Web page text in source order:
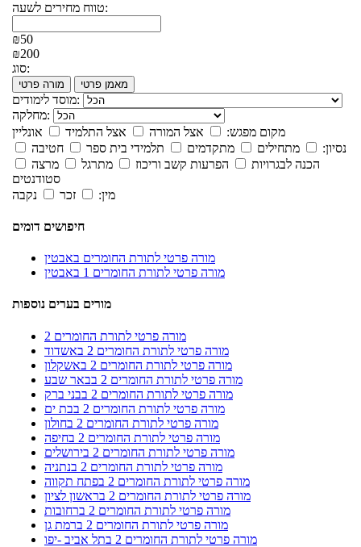
טווח מחירים לשעה:
₪50
₪200
סוג:
מורה פרטי מאמן פרטי
מוסד לימודים:
מחלקה:
מקום מפגש:
אצל המורה אצל התלמיד
אונליין
נסיון:
מתחילים מתקדמים תלמידי בית ספר
חטיבה
הכנה לבגרויות
הפרעות קשב וריכוז מתרגל
מרצה
סטודנטים
מין:
זכר נקבה
חיפושים דומים
מורה פרטי לתורת החומרים באבטין
מורה פרטי לתורת החומרים 1 באבטין
מורים בערים נוספות
מורה פרטי לתורת החומרים 2
מורה פרטי לתורת החומרים 2 באשדוד
מורה פרטי לתורת החומרים 2 באשקלון
מורה פרטי לתורת החומרים 2 בבאר שבע
מורה פרטי לתורת החומרים 2 בבני ברק
מורה פרטי לתורת החומרים 2 בבת ים
מורה פרטי לתורת החומרים 2 בחולון
מורה פרטי לתורת החומרים 2 בחיפה
מורה פרטי לתורת החומרים 2 בירושלים
מורה פרטי לתורת החומרים 2 בנתניה
מורה פרטי לתורת החומרים 2 בפתח תקווה
מורה פרטי לתורת החומרים 2 בראשון לציון
מורה פרטי לתורת החומרים 2 ברחובות
מורה פרטי לתורת החומרים 2 ברמת גן
מורה פרטי לתורת החומרים 2 בתל אביב -יפו